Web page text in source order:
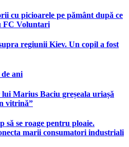
cu picioarele pe pământ după ce
FC Voluntari
regiunii Kiev. Un copil a fost
ani
Marius Baciu greșeala uriașă
vitrină”
să se roage pentru ploaie.
marii consumatori industriali